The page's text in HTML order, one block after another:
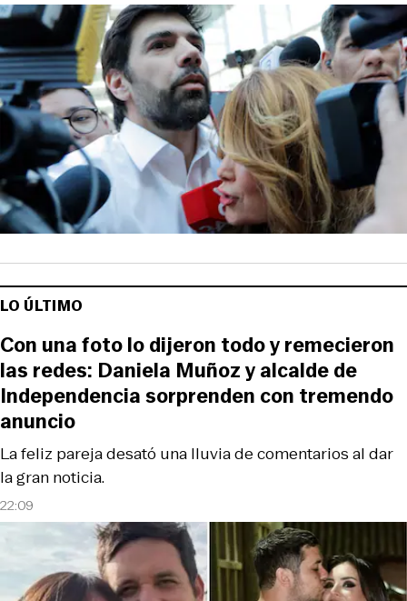
LO ÚLTIMO
22:09
La feliz pareja desató una lluvia de comentarios al dar
la gran noticia.
Con una foto lo dijeron todo y remecieron
las redes: Daniela Muñoz y alcalde de
Independencia sorprenden con tremendo
anuncio